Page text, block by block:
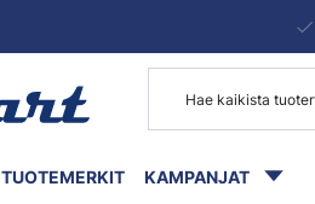
TUOTEMERKIT KAMPANJAT